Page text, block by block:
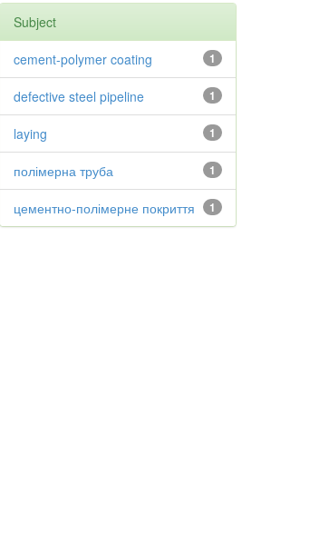
Subject
1
cement-polymer coating
1
defective steel pipeline
1
laying
1
полімерна труба
1
цементно-полімерне покриття